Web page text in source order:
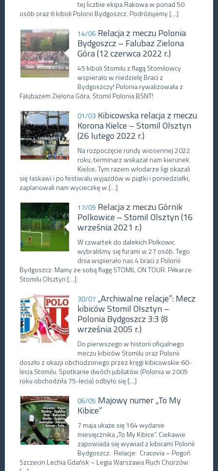
tej liczbie ekipa Rakowa w ponad 50
osób oraz 6 kiboli Polonii Bydgoszcz. Podróżujemy […]
14/06 Relacja z meczu Polonia
Bydgoszcz – Falubaz Zielona
Góra (12 czerwca 2022 r.)
45 kiboli Stomilu z flagą Stomilowcy
wspierało w niedzielę Braci z
Bydgoszczy! Polonia rywalizowała z
Falubazem Zielona Góra. Stomil Polonia BSNT!
01/03 Kibicowska relacja z meczu
Korona Kielce – Stomil Olsztyn
(26 lutego 2022 r.)
Na rozpoczęcie rundy wiosennej 2022
roku, terminarz wskazał nam kierunek
Kielce. Tym razem włodarze ligi okazali
się łaskawi i po festiwalu wyjazdów w piątki i poniedziałki,
zaplanowali nam wycieczkę w […]
17/09 Relacja z meczu Górnik
Polkowice – Stomil Olsztyn (16
września 2021 r.)
W czwartek do dalekich Polkowic
wybraliśmy się furami w 27 osób. Tego
dnia wspierało nas 4 braci z Polonii
Bydgoszcz. Mamy ze sobą flagę STOMIL ON TOUR. Piłkarze
Stomilu Olsztyn […]
30/07 „Archiwalne relacje”: Mecz
kibiców Stomil Olsztyn –
Polonia Bydgoszcz 3:3 (8
września 2005 r.)
Do pierwszego w historii oficjalnego
meczu kibiców Stomilu oraz Polonii
doszło z okazji obchodzonego przez kręgi kibicowskie 60-
lecia Stomilu. Spotkanie dwóch jubilatów (Polonia w 2005
roku obchodziła 75-lecia) odbyło się […]
06/05 Majowy numer „To My
Kibice”
7 maja ukaże się 164 wydanie
miesięcznika „To My Kibice”. Ciekawie
zapowiada się wywiad z kibicami Polonii
Bydgoszcz. Relacje: Cracovia – Pogoń
Szczecin Lechia Gdańsk – Legia Warszawa Ruch Chorzów